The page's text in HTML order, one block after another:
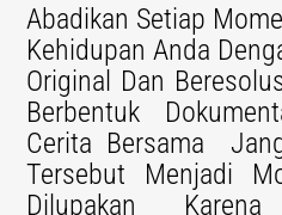
Abadikan Setiap
Kehidupan Anda
Original Dan
Berbentuk
Cerita Bersama
Tersebut Menjadi
Dilupakan